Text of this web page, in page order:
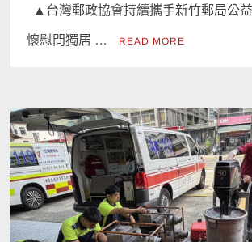
▲台灣郵政協會持續攜手新竹郵局公
懷慰問獨居 … READ MORE